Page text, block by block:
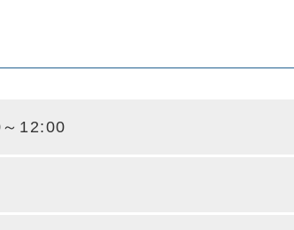
12:00